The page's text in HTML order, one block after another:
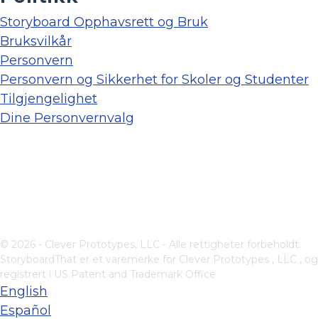
Storyboard Opphavsrett og Bruk
Bruksvilkår
Personvern
Personvern og Sikkerhet for Skoler og Studenter
Tilgjengelighet
Dine Personvernvalg
© 2026 - Clever Prototypes, LLC - Alle rettigheter forbeholdt.
StoryboardThat er et varemerke for Clever Prototypes , LLC , og
registrert i US Patent and Trademark Office
English
Español